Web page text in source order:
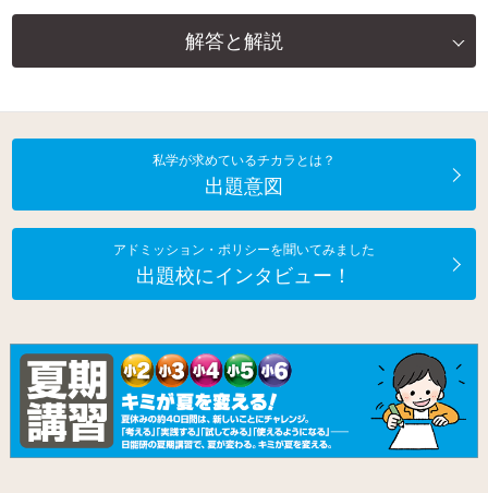
解答と解説
私学が求めているチカラとは？
出題意図
アドミッション・ポリシーを聞いてみました
出題校にインタビュー！